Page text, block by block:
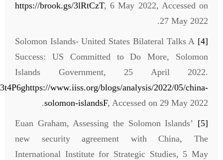
https://brook.gs/3lRtCzT, 6 May 2022, Accessed on
27 May 2022.
[4]
Solomon Islands- United States Bilateral Talks A
Success: US Committed to Do More, Solomon
Islands Government, 25 April 2022.
www.iiss.org/blogs/analysis/2022/05/china-
solomon-islandsF, Accessed on 29 May 2022.
[5]
Euan Graham, Assessing the Solomon Islands’
new security agreement with China, The
International Institute for Strategic Studies, 5 May